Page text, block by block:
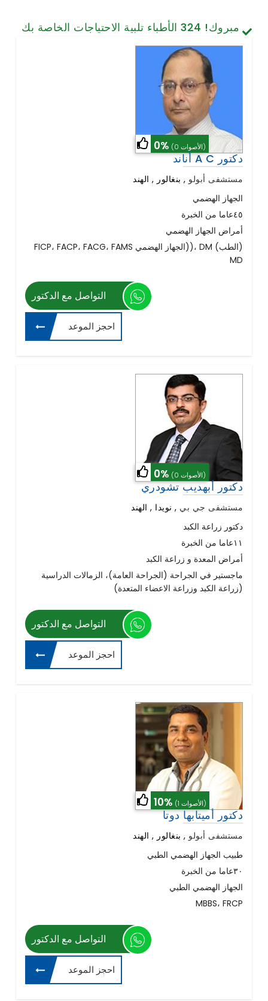
الخلايا الجذعية / الطب التجديدي
العمود الفقري وآلام الظهر
أمراض الرئة
الجراحة العامة
مبروك! 324 الأطباء تلبية الاحتياجات الخاصة بك
0% (0 الأصوات)
أناند A C دكتور
مستشفى أبولو , بنغالور , الهند
الجهاز الهضمي
٤٥عاما من الخبرة
أمراض الجهاز الهضمي
FICP، FACP، FACG، FAMS الجهاز الهضمي))، DM (الطب)
MD
التواصل مع الدكتور
احجز الموعد
0% (0 الأصوات)
دكتور أبهديب تشودري
مستشفى جي بي , نويدا , الهند
دكتور زراعة الكبد
١١عاما من الخبرة
أمراض المعدة و زراعة الكبد
ماجستير في الجراحة (الجراحة العامة)، الزمالات الدراسية
(زراعة الكبد وزراعة الاعضاء المتعدة)
التواصل مع الدكتور
احجز الموعد
10% (1 الأصوات)
دكتور أميتابها دوتا
مستشفى أبولو , بنغالور , الهند
طبيب الجهاز الهضمي الطبي
٣٠عاما من الخبرة
الجهاز الهضمي الطبي
MBBS، FRCP
التواصل مع الدكتور
احجز الموعد